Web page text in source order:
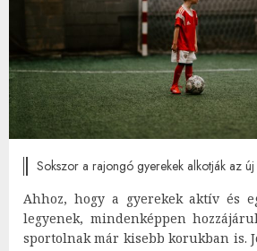
Sokszor a rajongó gyerekek alkotják az
Ahhoz, hogy a gyerekek aktív és
legyenek, mindenképpen
sportolnak már kisebb korukban is.